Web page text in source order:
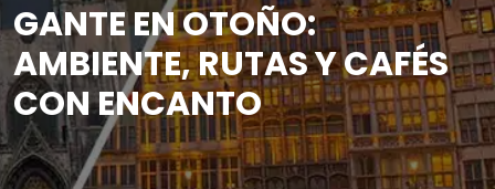
GANTE EN OTOÑO:
AMBIENTE, RUTAS Y CAFÉS
CON ENCANTO